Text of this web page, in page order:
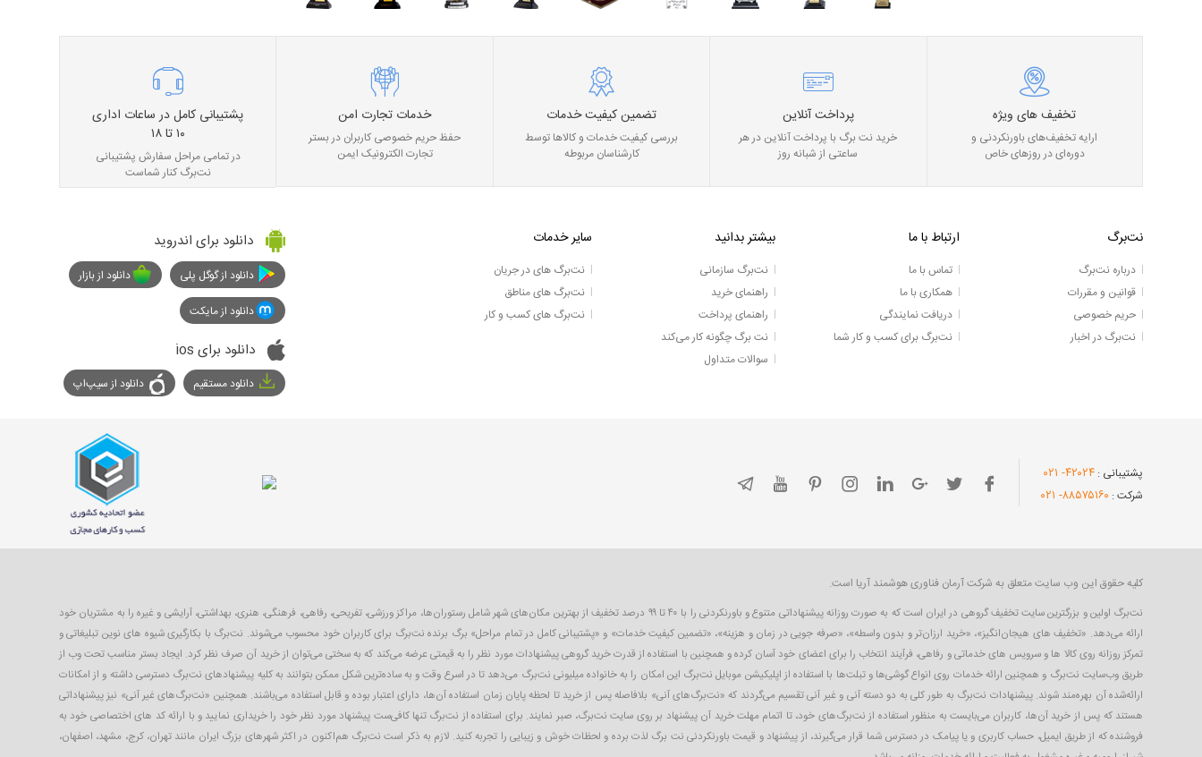
تخفیف های ویژه
ارایه تخفیف‌های باورنکردنی و
دوره‌ای در روز‌های خاص
پرداخت آنلاین
خرید نت برگ با پرداخت آنلاین در هر
ساعتی از شبانه روز
تضمین کیفیت خدمات
بررسی کیفیت خدمات و کالاها توسط
کارشناسان مربوطه
خدمات تجارت امن
حفظ حریم خصوصی کاربران در بستر
تجارت الکترونیک ایمن
پشتیبانی کامل در ساعات اداری
۱۰ تا ۱۸
در تمامی مراحل سفارش پشتیبانی
نت‌برگ کنار شماست
دانلود برای اندروید
دانلود از گوگل پلی
دانلود از بازار
دانلود از مایکت
دانلود برای ios
دانلود مستقیم دانلود از سیپ‌اپ
نت‌برگ
درباره نت‌برگ
قوانین و مقررات
حریم خصوصی
نت‌برگ در اخبار
ارتباط با ما
تماس با ما
همکاری با ما
دریافت نمایندگی
نت‌برگ برای کسب و کار شما
بیشتر بدانید
نت‌برگ سازمانی
راهنمای خرید
راهنمای پرداخت
نت برگ چگونه کار می‌کند
سوالات متداول
سایر خدمات
نت‌برگ های در جریان
نت‌برگ های مناطق
نت‌برگ های کسب و کار
پشتیبانی : ۴۲۰۲۴- ۰۲۱
شرکت : ۸۸۵۷۵۱۶۰- ۰۲۱
کلیه حقوق این وب سایت متعلق به شرکت آرمان فناوری هوشمند آریا است.
نت‌برگ اولین و بزرگترین سایت تخفیف گروهی در ایران است که به صورت روزانه پیشنهاداتی متنوع و باورنکردنی را با ۴۰ تا ۹۹ درصد تخفیف از بهترین مکان‌های شهر شامل رستوران‌ها، مراکز ورزشی، تفریحی، رفاهی، فرهنگی، هنری، بهداشتی، آرایشی و غیره را به مشتریان خود
ارائه می‌دهد. «تخفیف های هیجان‌انگیز»، «خرید ارزان‌تر و بدون واسطه»، «صرفه جویی در زمان و هزینه»، «تضمین کیفیت خدمات» و «پشتیبانی کامل در تمام مراحل» برگ برنده نت‌برگ برای کاربران خود محسوب می‌شوند. نت‌برگ با بکارگیری شیوه های نوین تبلیغاتی و
تمرکز روزانه روی کالا ها و سرویس های خدماتی و رفاهی، فرآیند انتخاب را برای اعضای خود آسان کرده و همچنین با استفاده از قدرت خرید گروهی پیشنهادات مورد نظر را به قیمتی عرضه می‌کند که به سختی می‌توان از خرید آن صرف نظر کرد. ایجاد بستر مناسب تحت وب از
طریق وب‌سایت نت‌برگ و همچنین ارائه خدمات روی انواع گوشی‌ها و تبلت‌ها با استفاده از اپلیکیشن موبایل نت‌برگ این امکان را به خانواده میلیونی نت‌برگ می‌دهد تا در اسرع وقت و به ساده‌ترین شکل ممکن بتوانند به کلیه پیشنهادهای نت‌برگ دسترسی داشته و از امکانات
ارائه‌شده آن بهره‌مند شوند. پیشنهادات نت‌برگ به طور کلی به دو دسته آنی و غیر آنی تقسیم می‌گردند که «نت‌برگ‌های آنی» بلافاصله پس از خرید تا لحظه پایان زمان استفاده آن‌ها، دارای اعتبار بوده و قابل استفاده می‌باشند. همچنین «نت‌برگ‌های غیر آنی» نیز پیشنهاداتی
هستند که پس از خرید آن‌ها، کاربران می‌بایست به منظور استفاده از نت‌برگ‌های خود، تا اتمام مهلت خرید آن پیشنهاد بر روی سایت نت‌برگ، صبر نمایند. برای استفاده از نت‌برگ تنها کافی‌ست پیشنهاد مورد نظر خود را خریداری نمایید و با ارائه کد های اختصاصی خود به
فروشنده که از طریق ایمیل، حساب کاربری‌ و یا پیامک در دسترس شما قرار می‌گیرند، از پیشنهاد و قیمت باورنکردنی نت ‌برگ لذت برده و لحظات خوش و زیبایی را تجربه کنید. لازم به ذکر است نت‌برگ هم‌اکنون در اکثر شهرهای بزرگ ایران مانند تهران، کرج، مشهد، اصفهان،